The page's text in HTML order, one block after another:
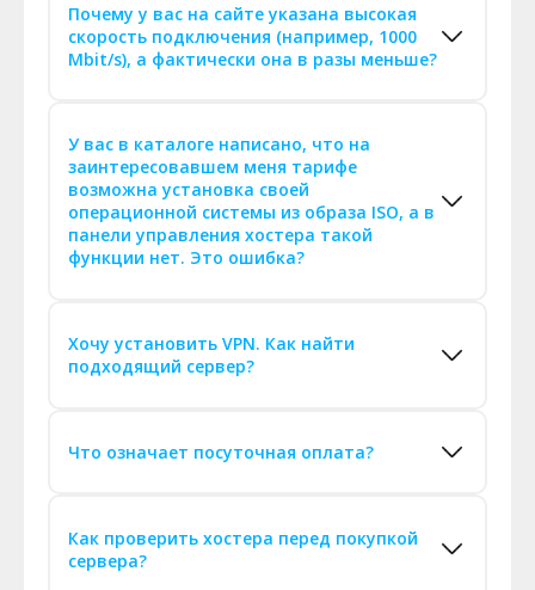
Почему у вас на сайте указана высокая
скорость подключения (например, 1000
Mbit/s), а фактически она в разы меньше?
У вас в каталоге написано, что на
заинтересовавшем меня тарифе
возможна установка своей
операционной системы из образа ISO, а в
панели управления хостера такой
функции нет. Это ошибка?
Хочу установить VPN. Как найти
подходящий сервер?
Что означает посуточная оплата?
Как проверить хостера перед покупкой
сервера?